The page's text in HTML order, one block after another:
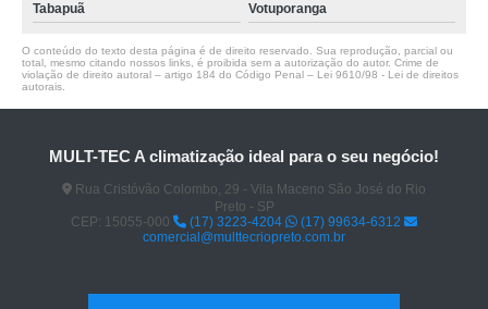
Tabapuã Votuporanga
O conteúdo do texto desta página é de direito reservado. Sua reprodução, parcial ou
total, mesmo citando nossos links, é proibida sem a autorização do autor. Crime de
violação de direito autoral – artigo 184 do Código Penal – Lei 9610/98 - Lei de direitos
autorais
MULT-TEC A climatização ideal para o seu negócio!
Rua Cristóvão Colombo, 29 - Vila Maceno São José do Rio
Preto - SP
CEP: 15055-000
(17) 3223-4204
(17) 99634-6312
comercial@multtecriopreto.com.br